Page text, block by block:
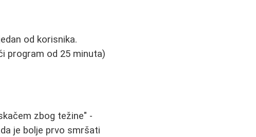
od korisnika.
program od 25 minuta)
zbog težine" -
je bolje prvo smršati